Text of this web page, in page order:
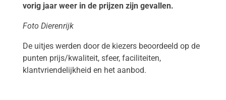
vorig jaar weer in de prijzen zijn gevallen.
Foto Dierenrijk
De uitjes werden door de kiezers beoordeeld op de
punten prijs/kwaliteit, sfeer, faciliteiten,
klantvriendelijkheid en het aanbod.